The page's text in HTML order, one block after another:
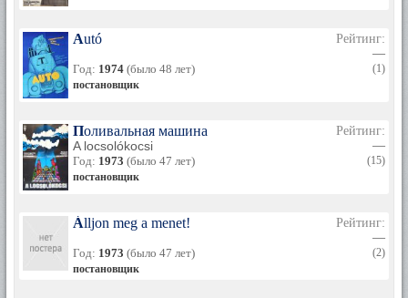
Autó
Год: 1974 (было 48 лет)
постановщик
Рейтинг:
—
(1)
Поливальная машина
A locsolókocsi
Год: 1973 (было 47 лет)
постановщик
Рейтинг:
—
(15)
Álljon meg a menet!
Год: 1973 (было 47 лет)
постановщик
Рейтинг:
—
(2)